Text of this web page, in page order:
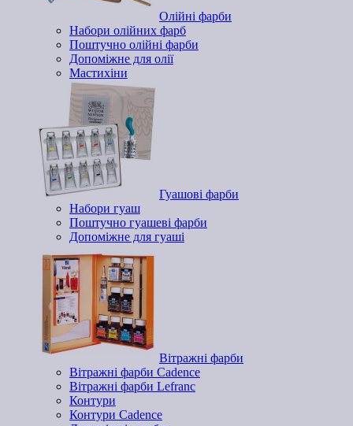
Олійні фарби
Набори олійних фарб
Поштучно олійні фарби
Допоміжне для олії
Мастихіни
Гуашові фарби
Набори гуаш
Поштучно гуашеві фарби
Допоміжне для гуаші
Вітражні фарби
Вітражні фарби Cadence
Вітражні фарби Lefranc
Контури
Контури Cadence